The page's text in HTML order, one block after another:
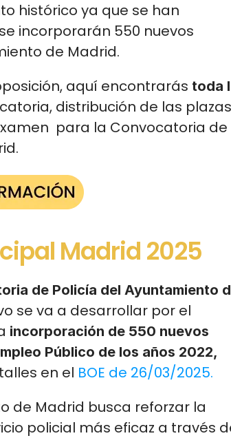
histórico ya que se han
incorporarán 550 nuevos
de Madrid.
aquí encontrarás toda
distribución de las
para la Convocatoria de
Madrid 2025
de Policía del Ayuntamiento
se va a desarrollar por el
incorporación de 550 nuevos
Público de los años 2022,
en el BOE de 26/03/2025.
de Madrid busca reforzar la
policial más eficaz a través